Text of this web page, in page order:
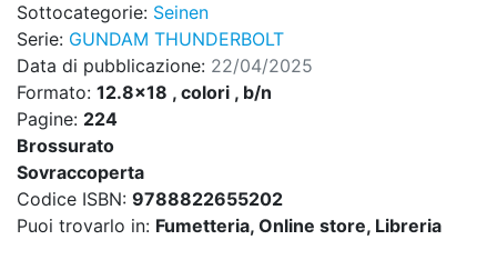
Sottocategorie: Seinen
Serie: GUNDAM THUNDERBOLT
Data di pubblicazione: 22/04/2025
Formato: 12.8x18 , colori , b/n
Pagine: 224
Brossurato
Sovraccoperta
Codice ISBN: 9788822655202
Puoi trovarlo in: Fumetteria, Online store, Libreria